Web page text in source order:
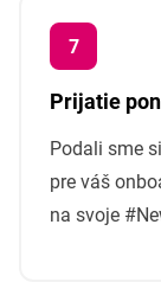
Prijatie
Podali sme
pre váš
na svoje